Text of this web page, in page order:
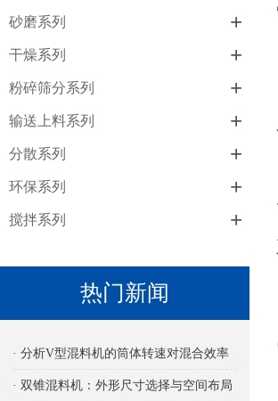
砂磨系列 +
干燥系列 +
粉碎筛分系列 +
输送上料系列 +
分散系列 +
环保系列 +
搅拌系列 +
热门新闻
· 分析V型混料机的筒体转速对混合效率
的影响
· 双锥混料机：外形尺寸选择与空间布局